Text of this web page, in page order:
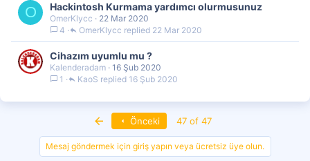
O Hackintosh Kurmama yardımcı olurmusunuz
OmerKlycc
22 Mar 2020
4
22 Mar 2020
OmerKlycc
Cihazım uyumlu mu ?
Kalenderadam 16 Şub 2020
1
16 Şub 2020
KaoS
First Önceki 47 of 47
Mesaj göndermek için giriş yapın veya ücretsiz üye olun.